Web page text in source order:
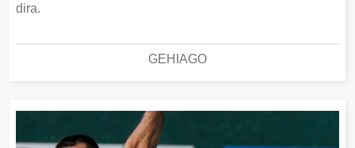
dira.
GEHIAGO